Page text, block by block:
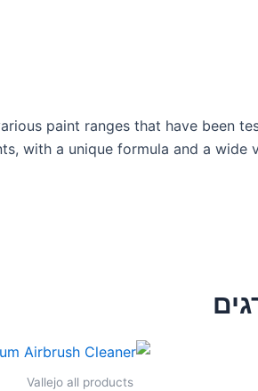
paint ranges that have been
with a unique formula and a wide
Vallejo all products